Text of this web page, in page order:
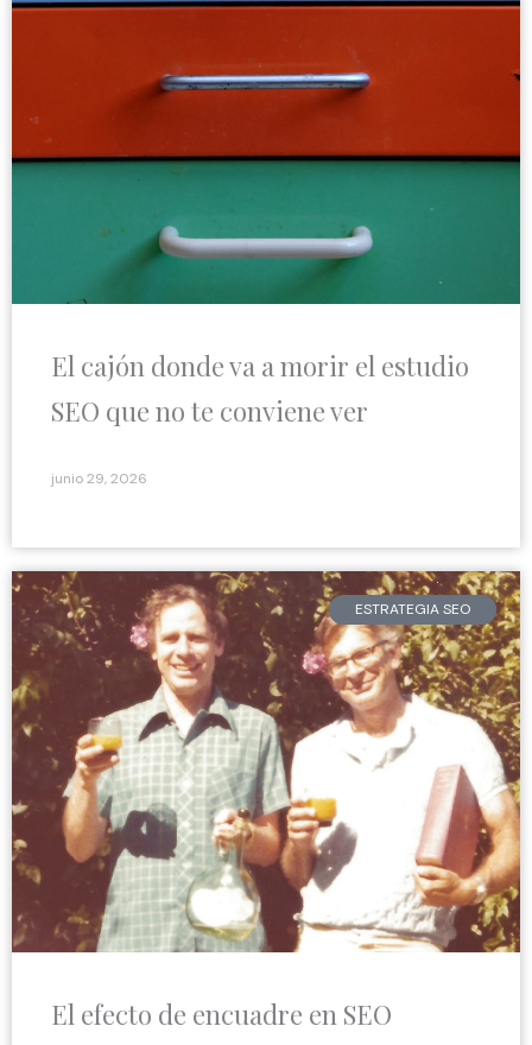
El cajón donde va a morir el estudio
SEO que no te conviene ver
junio 29, 2026
ESTRATEGIA SEO
El efecto de encuadre en SEO